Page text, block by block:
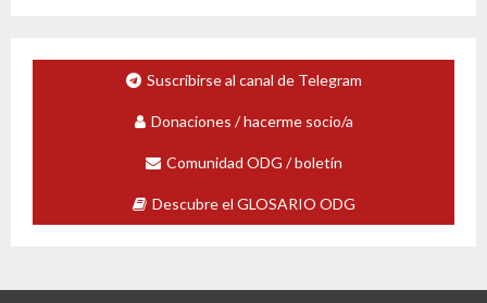
Suscribirse al canal de Telegram
Donaciones / hacerme socio/a
Comunidad ODG / boletín
Descubre el GLOSARIO ODG